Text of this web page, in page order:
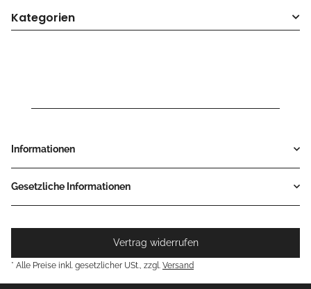
Kategorien
Informationen
Gesetzliche Informationen
Vertrag widerrufen
* Alle Preise inkl. gesetzlicher USt., zzgl. Versand